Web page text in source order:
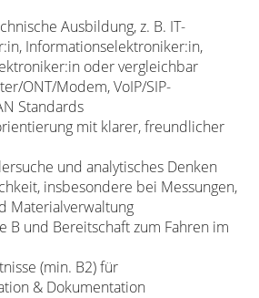
Ausbildung, z. B. IT­-
Informa­tionselektroniker:in,
oder vergleichbar
ONT/Modem, VoIP/SIP­
Standards
mit klarer, freundlicher
und analytisches Denken
insbesondere bei Messungen,
Materialverwaltung
B und Bereitschaft zum Fahren im
(min. B2) für
& Dokumen­tation